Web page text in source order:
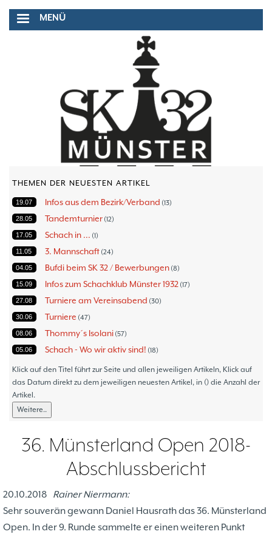
Inhalt
MENÜ
THEMEN DER NEUESTEN ARTIKEL
19.07 Infos aus dem Bezirk/Verband 13
28.05 Tandemturnier 12
17.05 Schach in ... 1
11.05 3. Mannschaft 24
04.05 Bufdi beim SK 32 / Bewerbungen 8
15.09 Infos zum Schachklub Münster 1932 17
27.08 Turniere am Vereinsabend 30
30.06 Turniere 47
08.06 Thommy´s Isolani 57
05.06 Schach - Wo wir aktiv sind! 18
11.05 Bezirksturniere 1
05.05 Frauenmannschaft 6
09.10
Jugendmannschaften
26.05 Landesebene 10
Open 2023 1
17.08 Hammerstraßenfest 3
21.05 Hiltruper Frühlingsfest/Resümee 2
21.05 Schach in der JVA 2
Klick auf den Titel führt zur Seite und allen jeweiligen Artikeln, Klick auf
das Datum direkt zu dem jeweiligen neuesten Artikel, in () die Anzahl der
Artikel.
Weitere..
36. Münsterland Open 2018-
Abschlussbericht
20.10.2018
Rainer Niermann:
Sehr souverän gewann Daniel Hausrath das 36. Münsterland
Open. In der 9. Runde sammelte er einen weiteren Punkt